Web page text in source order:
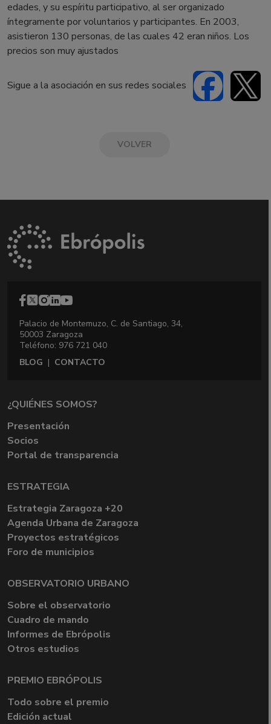
edades, y su espíritu participativo, al ser organizado
íntegramente por voluntarios y participantes. En 2003,
asistieron 130 personas, de las cuales 42 eran niños. Los
precios son muy ajustados
Sigue a la asociación en sus redes sociales
VOLVER
Palacio de Montemuzo, C. de Santiago, 34,
50003 Zaragoza
Teléfono: 976 721 040
BLOG | CONTACTO
¿QUIÉNES SOMOS?
Presentación
Socios
Portal de transparencia
ESTRATEGIA
Estrategia Zaragoza +20
Agenda Urbana de Zaragoza
Proyectos estratégicos
Foro de municipios
OBSERVATORIO URBANO
Sobre el observatorio
Cuadro de mando
Informes de Ebrópolis
Otros estudios
PREMIO EBRÓPOLIS
Todo sobre el premio
Edición actual